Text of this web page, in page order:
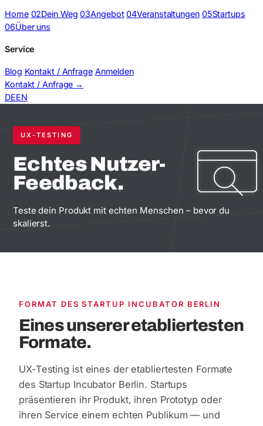
Home 02Dein Weg 03Angebot 04Veranstaltungen 05Startups
06Über uns
Service
Blog Kontakt / Anfrage Anmelden
Kontakt / Anfrage →
DEEN
+
UX-TESTING
Echtes Nutzer-
Feedback.
Teste dein Produkt mit echten Menschen – bevor du
skalierst.
FORMAT DES STARTUP INCUBATOR BERLIN
Eines unserer etabliertesten
Formate.
UX-Testing ist eines der etabliertesten Formate
des Startup Incubator Berlin. Startups
präsentieren ihr Produkt, ihren Prototyp oder
ihren Service einem echten Publikum — und